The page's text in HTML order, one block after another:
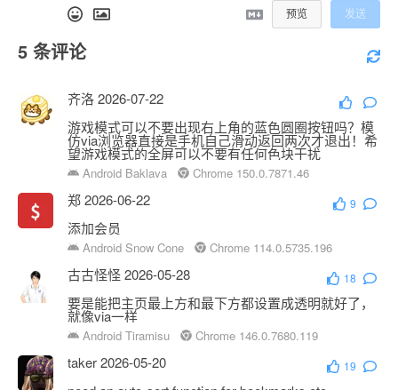
预览 发送
5 条评论
齐洛2026-07-22
游戏模式可以不要出现右上角的蓝色圆圈按钮吗？模
仿via浏览器直接是手机自己滑动返回两次才退出！希
望游戏模式的全屏可以不要有任何色块干扰
Android Baklava Chrome 150.0.7871.46
郑2026-06-22 9
添加会员
Android Snow Cone Chrome 114.0.5735.196
古古怪怪2026-05-28 18
要是能把主页最上方和最下方都设置成透明就好了，
就像via一样
Android Tiramisu Chrome 146.0.7680.119
taker2026-05-20 19